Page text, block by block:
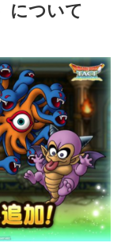
について